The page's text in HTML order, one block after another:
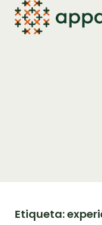
Etiqueta: